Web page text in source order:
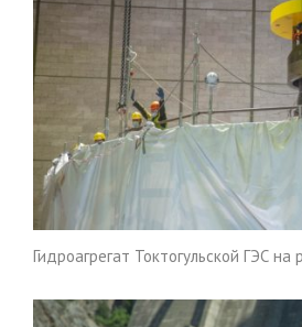
Гидроагрегат Токтогульской ГЭС